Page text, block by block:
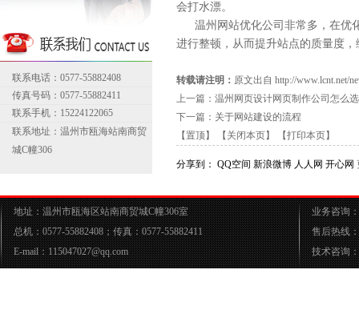
联系电话：0577-55882408
传真号码：0577-55882411
联系手机：15224122065
联系地址：温州市瓯海站南商贸
城C幢306
会打水漂。
温州网站优化公司非常多，在优
进行整顿，从而提升站点的质量度
转载请注明： 原文出自 http://www.lcnt.net/
上一篇： 温州网页设计网页制作公司怎么选
下一篇： 关于网站建设的流程
【置顶】
【关闭本页】 【打印本页】
分享到： QQ空间 新浪微博 人人网 开心网
地址：温州市瓯海区站南商贸城C幢306室
总机：0577-55882408；传真：0577-55882411
E-mail：115047027@qq.com
业务咨询
售后热线
技术咨询